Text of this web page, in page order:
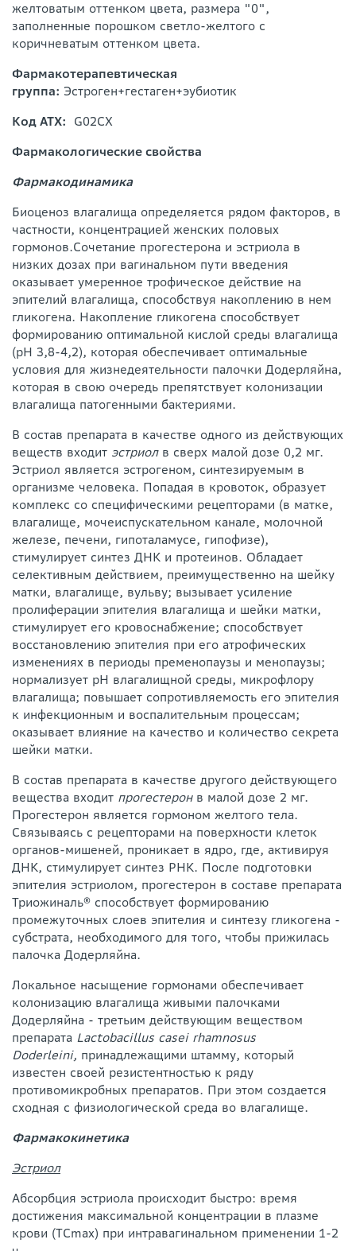
желтоватым оттенком цвета, размера "0",
заполненные порошком светло-желтого с
коричневатым оттенком цвета.
Фармакотерапевтическая
группа: Эстроген+гестаген+эубиотик
Код АТХ: G02CX
Фармакологические свойства
Фармакодинамика
Биоценоз влагалища определяется рядом факторов, в
частности, концентрацией женских половых
гормонов.Сочетание прогестерона и эстриола в
низких дозах при вагинальном пути введения
оказывает умеренное трофическое действие на
эпителий влагалища, способствуя накоплению в нем
гликогена. Накопление гликогена способствует
формированию оптимальной кислой среды влагалища
(pH 3,8-4,2), которая обеспечивает оптимальные
условия для жизнедеятельности палочки Додерляйна,
которая в свою очередь препятствует колонизации
влагалища патогенными бактериями.
В состав препарата в качестве одного из действующих
веществ входит эстриол в сверх малой дозе 0,2 мг.
Эстриол является эстрогеном, синтезируемым в
организме человека. Попадая в кровоток, образует
комплекс со специфическими рецепторами (в матке,
влагалище, мочеиспускательном канале, молочной
железе, печени, гипоталамусе, гипофизе),
стимулирует синтез ДНК и протеинов. Обладает
селективным действием, преимущественно на шейку
матки, влагалище, вульву; вызывает усиление
пролиферации эпителия влагалища и шейки матки,
стимулирует его кровоснабжение; способствует
восстановлению эпителия при его атрофических
изменениях в периоды пременопаузы и менопаузы;
нормализует pH влагалищной среды, микрофлору
влагалища; повышает сопротивляемость его эпителия
к инфекционным и воспалительным процессам;
оказывает влияние на качество и количество секрета
шейки матки.
В состав препарата в качестве другого действующего
вещества входит прогестеронв малой дозе 2 мг.
Прогестерон является гормоном желтого тела.
Связываясь с рецепторами на поверхности клеток
органов-мишеней, проникает в ядро, где, активируя
ДНК, стимулирует синтез РНК. После подготовки
эпителия эстриолом, прогестерон в составе препарата
Триожиналь® способствует формированию
промежуточных слоев эпителия и синтезу гликогена -
субстрата, необходимого для того, чтобы прижилась
палочка Додерляйна.
Локальное насыщение гормонами обеспечивает
колонизацию влагалища живыми палочками
Додерляйна - третьим действующим веществом
препарата Lactobacillus casei rhamnosus
Doderleini, принадлежащими штамму, который
известен своей резистентностью к ряду
противомикробных препаратов. При этом создается
сходная с физиологической среда во влагалище.
Фармакокинетика
Эстриол
Абсорбция эстриола происходит быстро: время
достижения максимальной концентрации в плазме
крови (ТСmах) при интравагинальном применении 1-2